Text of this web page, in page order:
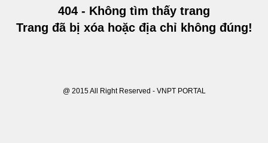
404 - Không tìm thấy trang
Trang đã bị xóa hoặc địa chỉ không đúng!
@ 2015 All Right Reserved - VNPT PORTAL